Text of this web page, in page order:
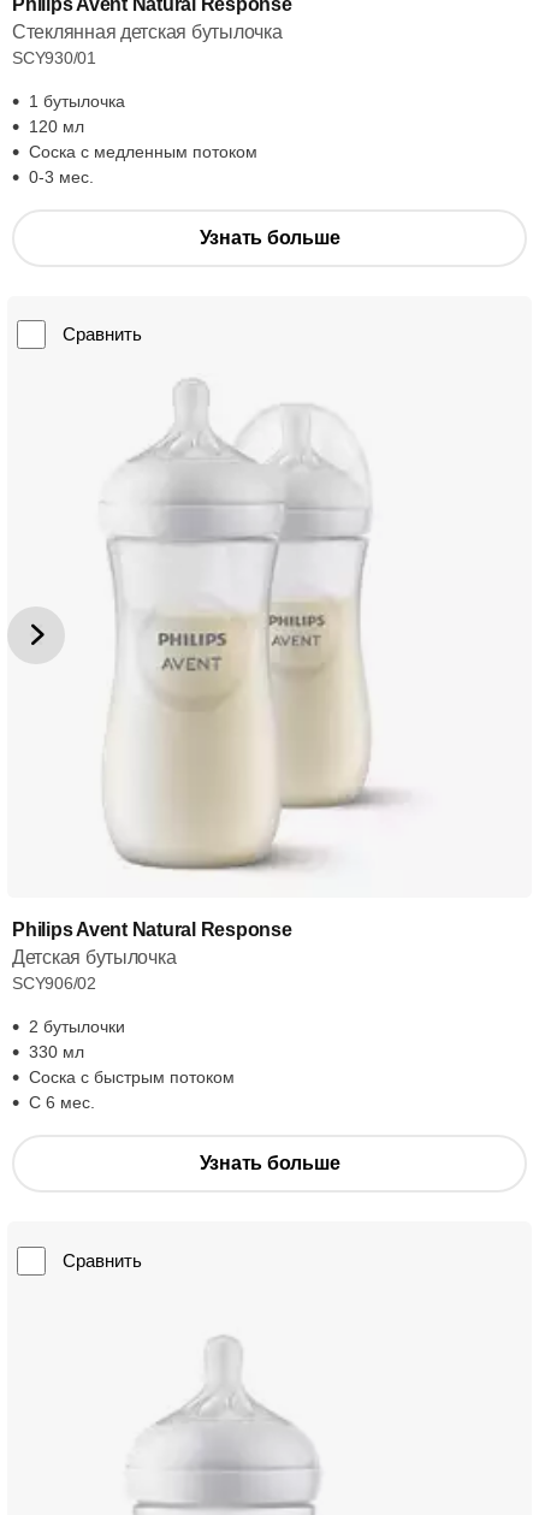
Philips Avent Natural Response
Стеклянная детская бутылочка
SCY930/01
1 бутылочка
120 мл
Соска с медленным потоком
0-3 мес.
Узнать больше
Сравнить
Philips Avent Natural Response
Детская бутылочка
SCY906/02
2 бутылочки
330 мл
Соска с быстрым потоком
С 6 мес.
Узнать больше
Сравнить